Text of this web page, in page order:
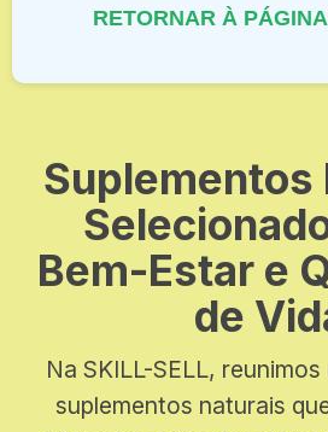
RETORNAR À
Suplementos
Bem-Estar e
de
Na SKILL-SELL,
suplementos naturais